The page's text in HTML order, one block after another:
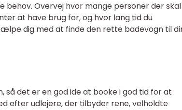
behov. Overvej hvor mange personer der skal
at have brug for, og hvor lang tid du
dig med at finde den rette badevogn til
det er en god ide at booke i god tid for at
efter udlejere, der tilbyder rene, velholdte